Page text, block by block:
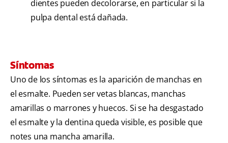
dientes pueden decolorarse, en particular si la
pulpa dental está dañada.
Síntomas
Uno de los síntomas es la aparición de manchas en
el esmalte. Pueden ser vetas blancas, manchas
amarillas o marrones y huecos. Si se ha desgastado
el esmalte y la dentina queda visible, es posible que
notes una mancha amarilla.